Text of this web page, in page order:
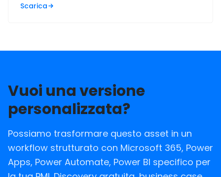
scoperti contati da solo.
Scarica
Vuoi una versione
personalizzata?
Possiamo trasformare questo asset in un
workflow strutturato con Microsoft 365, Power
Apps, Power Automate, Power BI specifico per